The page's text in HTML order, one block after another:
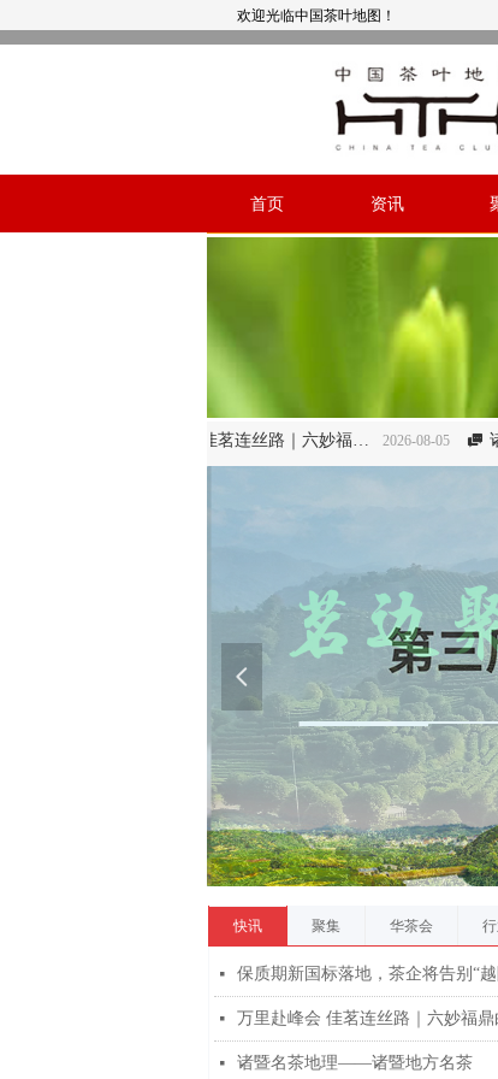
首页 资讯
欢迎光临中国茶叶地图！
2026-08-05
万里赴峰会 佳茗连丝路｜六妙福鼎白茶亮相比什凯克峰会礼誉世界  诸暨名茶地理
넳
快讯 聚集 华茶会
넷 保质期新国标落地，茶企将告别“
넷
넷 诸暨名茶地理——诸暨地方名茶